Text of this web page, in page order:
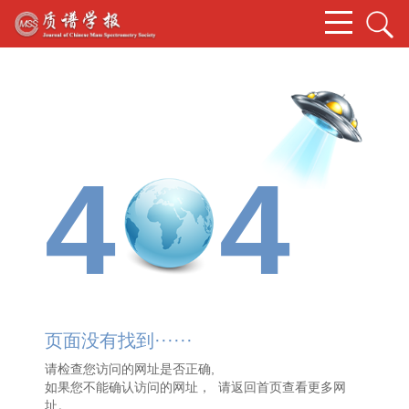
4 4
页面没有找到······
请检查您访问的网址是否正确,
如果您不能确认访问的网址， 请返回首页查看更多网
址。